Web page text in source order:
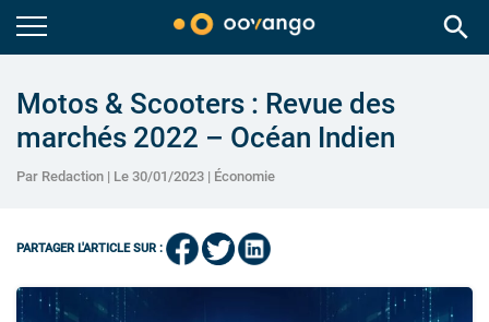
search
Motos & Scooters : Revue des
marchés 2022 – Océan Indien
Par Redaction | Le 30/01/2023 | Économie
PARTAGER L'ARTICLE SUR :